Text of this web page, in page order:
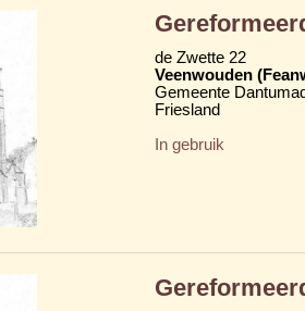
de Zwette 22
Veenwouden
Gemeente
Friesland
In gebruik